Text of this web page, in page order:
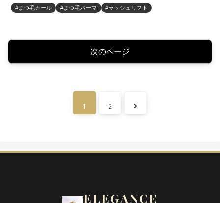
#まつ毛カール #まつ毛パーマ #ラッシュリフト
次のページ
1 2 次
ELEGANCE